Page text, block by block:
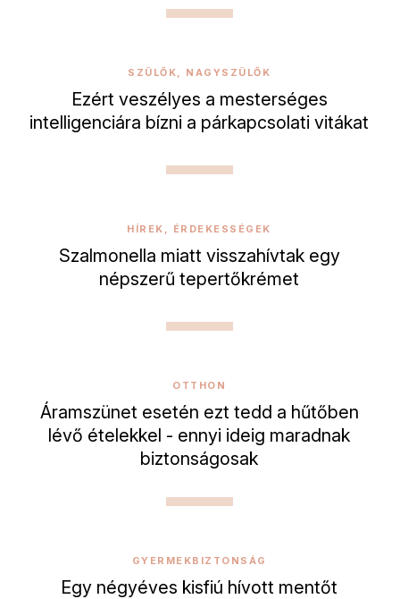
SZÜLŐK, NAGYSZÜLŐK
Ezért veszélyes a mesterséges
intelligenciára bízni a párkapcsolati vitákat
HÍREK, ÉRDEKESSÉGEK
Szalmonella miatt visszahívtak egy
népszerű tepertőkrémet
OTTHON
Áramszünet esetén ezt tedd a hűtőben
lévő ételekkel - ennyi ideig maradnak
biztonságosak
GYERMEKBIZTONSÁG
Egy négyéves kisfiú hívott mentőt